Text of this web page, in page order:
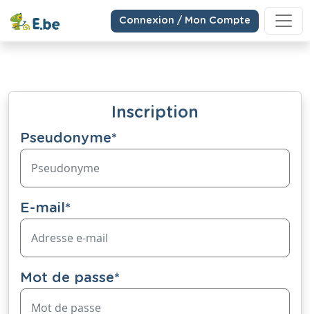
Connexion / Mon Compte
Inscription
Pseudonyme*
E-mail*
Mot de passe*